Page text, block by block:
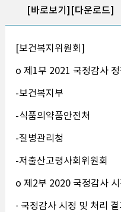
[바로보기] [다운로드]
[보건복지위원회]
o 제1부 2021 국정감사
-보건복지부
-식품의약품안전처
-질병관리청
-저출산고령사회위원회
o 제2부 2020 국정감사
· 국정감사 시정 및 처리